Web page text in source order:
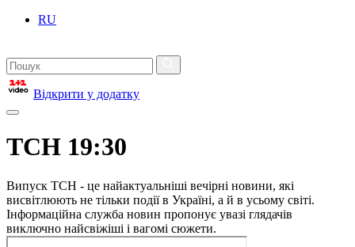
RU
Відкрити у додатку
ТСН 19:30
Випуск ТСН - це найактуальніші вечірні новини, які
висвітлюють не тільки події в Україні, а й в усьому світі.
Інформаційна служба новин пропонує увазі глядачів
виключно найсвіжіші і вагомі сюжети.